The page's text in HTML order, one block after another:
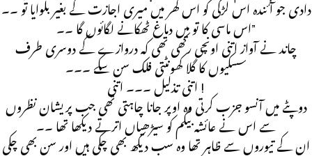
دادی جو آئندہ اس لڑکی کو اس گھر میں میری اجازت کے بغیر بلوایا تو ۔۔
اس ماسی کا تو میں دماغ ٹھکانے لگائوں گا ۔۔”
چاند نے آواز اتنی اونچی رکھی تھی کہ دروازے کے دوسری طرف
سسکیوں کا گلا کھونٹتی فلک سن سکے ۔۔۔
اتنی تذلیل ۔۔۔ اتنی !
دوپٹے میں آنسو جزب کرتی وہ اوپر جانا چاہتی تھی جب پریشان نظروں
سے اس نے عائشہ بیگم کو سیڑھیاں اترتے دیکھا تھا ۔۔
ان کے تیوروں سے ظاہر تھا وہ سب دیکھ بھی چکی ہیں اور سن بھی چکی